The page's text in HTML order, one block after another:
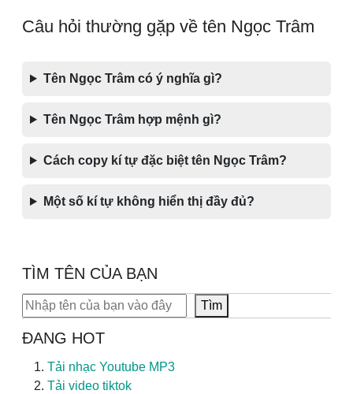
Câu hỏi thường gặp về tên Ngọc Trâm
Tên Ngọc Trâm có ý nghĩa gì?
Tên Ngọc Trâm hợp mệnh gì?
Cách copy kí tự đặc biệt tên Ngọc Trâm?
Một số kí tự không hiển thị đầy đủ?
TÌM TÊN CỦA BẠN
Tìm kiếm Tìm
ĐANG HOT
Tải nhạc Youtube MP3
Tải video tiktok